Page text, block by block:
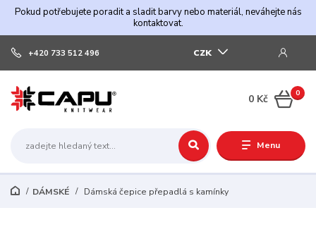
Pokud potřebujete poradit a sladit barvy nebo materiál, neváhejte nás
kontaktovat.
Menu
CZK
+420 733 512 496
0
0 Kč
DÁMSKÉ Dámská čepice přepadlá s kamínky